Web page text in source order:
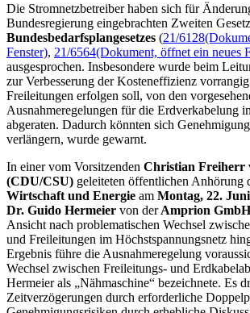
Die Stromnetzbetreiber haben sich für
Bundesregierung eingebrachten Zweiten
Bundesbedarfsplangesetzes (21/6128
Fenster), 21/6564(Dokument, öffnet ein neues
ausgesprochen. Insbesondere wurde beim
zur Verbesserung der Kosteneffizienz
Freileitungen erfolgen soll, von den
Ausnahmeregelungen für die Erdverkabelung
abgeraten. Dadurch könnten sich
verlängern, wurde gewarnt.
In einer vom Vorsitzenden Christian Freiherr
(CDU/CSU) geleiteten öffentlichen Anhörung
Wirtschaft und Energie am Montag, 22.
Dr. Guido Hermeier von derAmprion GmbH
Ansicht nach problematischen Wechsel
und Freileitungen im Höchstspannungsnetz
Ergebnis führe die Ausnahmeregelung
Wechsel zwischen Freileitungs- und
Hermeier als „Nähmaschine“ bezeichnete. Es
Zeitverzögerungen durch erforderliche